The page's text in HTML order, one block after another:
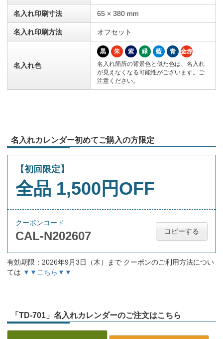
名入れ印刷寸法 65 × 380 mm
名入れ印刷方法 オフセット
名入れ色
黒 朱 紫 緑 藍 青
金赤
名入れ箇所の背景色と似た色は、名入れ
が見えなくなる可能性がございます。ご
注意ください。
名入れカレンダー初めてご購入の方限定
【初回限定】
全品 1,500円OFF
クーポンコード
CAL-N202607 コピーする
有効期限：2026年9月3日（木）まで クーポンのご利用方法につい
ては ▼▼こちら▼▼
「TD-701」名入れカレンダーのご注文はこちら